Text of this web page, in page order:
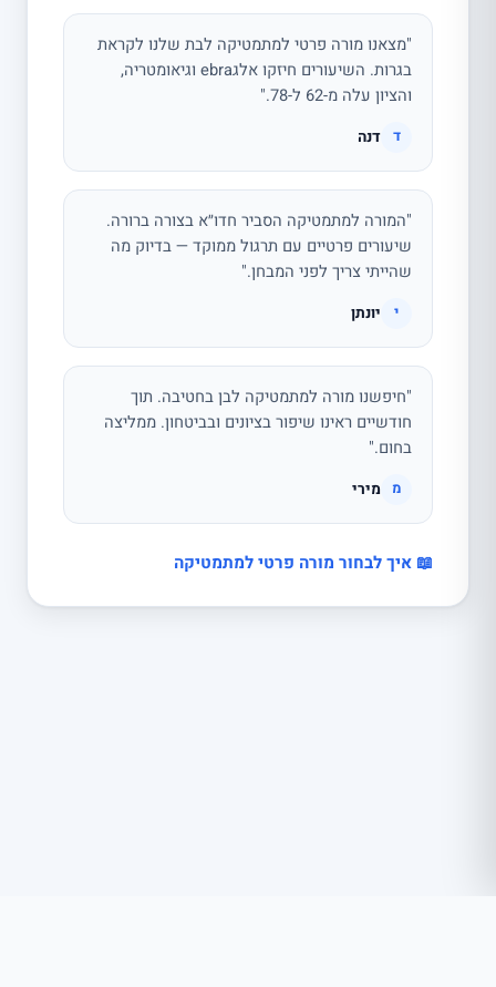
"מצאנו מורה פרטי למתמטיקה לבת שלנו לקראת
בגרות. השיעורים חיזקו אלגebra וגיאומטריה,
והציון עלה מ-62 ל-78."
ד דנה
"המורה למתמטיקה הסביר חדו״א בצורה ברורה.
שיעורים פרטיים עם תרגול ממוקד — בדיוק מה
שהייתי צריך לפני המבחן."
י יונתן
"חיפשנו מורה למתמטיקה לבן בחטיבה. תוך
חודשיים ראינו שיפור בציונים ובביטחון. ממליצה
בחום."
מ מירי
📖 איך לבחור מורה פרטי למתמטיקה